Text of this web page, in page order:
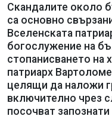
Скандалите около
са основно
Вселенската
богослужение на
стопанисването на
патриарх
целящи да наложи
включително чрез
посочват